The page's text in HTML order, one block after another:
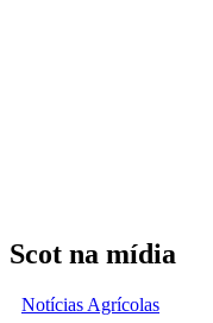
Scot na mídia
Notícias Agrícolas